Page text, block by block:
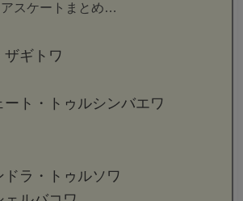
スケートまとめ…
ザギトワ
ート・トゥルシンバエワ
ドラ・トゥルソワ